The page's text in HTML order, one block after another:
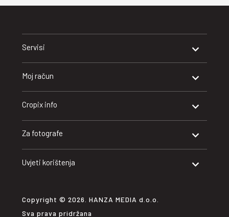
Servisi
Moj račun
Cropix info
Za fotografe
Uvjeti korištenja
Copyright © 2026. HANZA MEDIA d.o.o.
Sva prava pridržana